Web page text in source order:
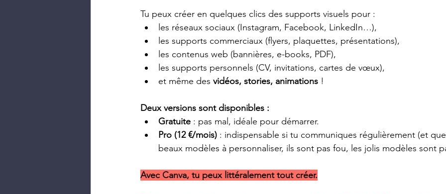
Tu peux créer en quelques clics des supports visuels pour :
les réseaux sociaux (Instagram, Facebook, LinkedIn…),
les supports commerciaux (flyers, plaquettes, présentations),
les contenus web (bannières, e-books, PDF),
les supports personnels (CV, invitations, cartes de vœux),
et même des vidéos, stories, animations !
Deux versions sont disponibles :
Gratuite : pas mal, idéale pour démarrer.
Pro (12 €/mois) : indispensable si tu communiques régulièrement (et
beaux modèles à personnaliser, ils sont pas fou, les jolis modèles sont
Avec Canva, tu peux littéralement tout créer.